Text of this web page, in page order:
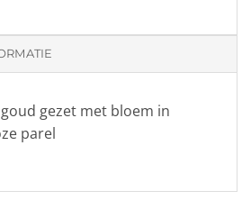
gezet met bloem in
parel